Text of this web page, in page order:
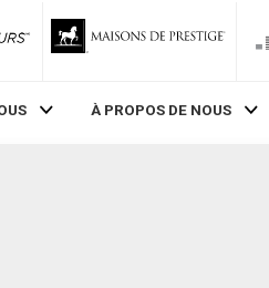
RLP
À PROPOS DE NOUS